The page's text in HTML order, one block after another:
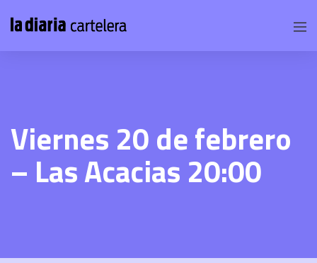
Viernes 20 de febrero
– Las Acacias 20:00